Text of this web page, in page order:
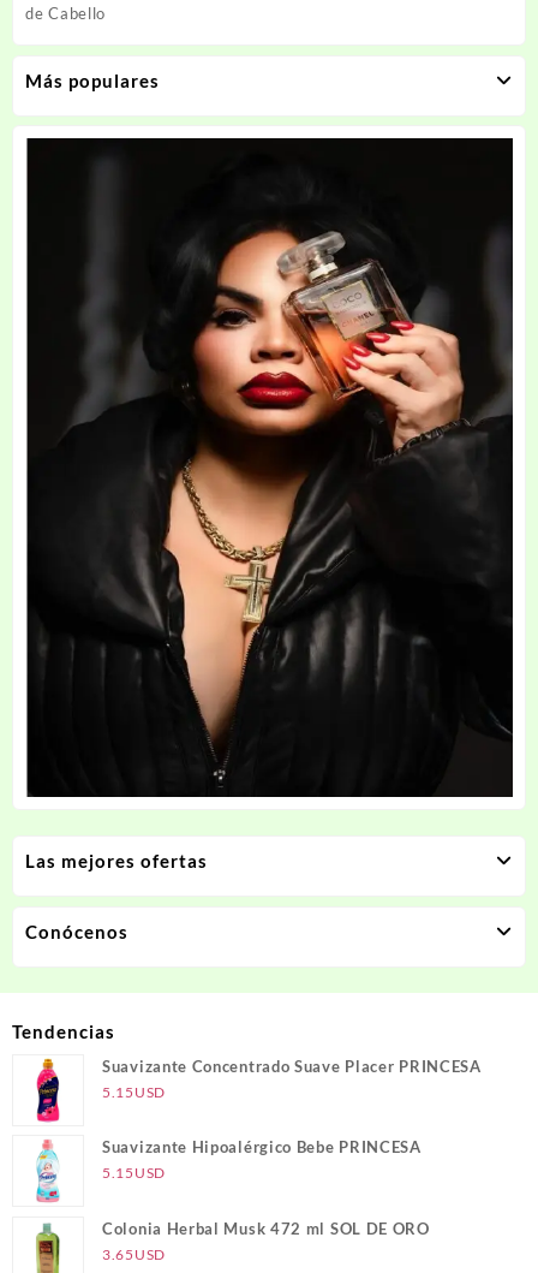
de Cabello
Más populares
Las mejores ofertas
Conócenos
Tendencias
Suavizante Concentrado Suave Placer PRINCESA
5.15 USD
Suavizante Hipoalérgico Bebe PRINCESA
5.15 USD
Colonia Herbal Musk 472 ml SOL DE ORO
3.65 USD